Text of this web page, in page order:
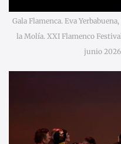
Gala Flamenca. Eva
la Molía. XXI Flamenco
junio